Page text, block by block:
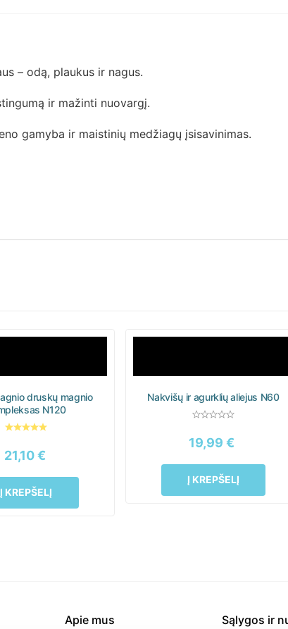
– odą, plaukus ir nagus.
ir mažinti nuovargį.
gamyba ir maistinių medžiagų įsisavinimas.
druskų magnio
N120
21,10€
Į KREPŠELĮ
Nakvišų ir agurklių aliejus N60
19,99€
Į KREPŠELĮ
Apie mus Sąlygos ir